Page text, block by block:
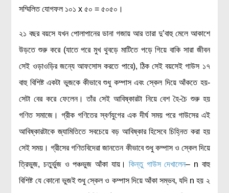
লজিক এবং ফ্যালাসি
রিভিউ (বই/মুভি/সিরিজ)
আবিষ্কারের গল্প
বিজ্ঞান নিয়ে কার্টুন
বাংলাদেশের কথা
সম্মিলিত যোগফল ১০১ x ৫০ = ৫০৫০।
২১ বছর বয়সে যখন পোলাপানের ডানা গজায় আর তারা দু’বাহু মেলে আকাশে
উড়তে শুরু করে (যাতে পরে মুখ থুবড়ে মাটিতে পড়ে গিয়ে বাকি সারা জীবন
সেই ওড়াওড়ির জন্যে আফসোস করতে পারে), ঠিক সেই বয়সেই গাউস ১৭
বাহু বিশিষ্ট একটা ভুজকে কীভাবে শুধু কম্পাস এবং স্কেল দিয়ে আঁকতে হয়-
সেটা বের করে ফেলেন। তাঁর সেই আবিষ্কারটা নিয়ে বেশ হৈ-চৈ শুরু হয়
গণিত সমাজে। গ্রীক গণিতের স্বর্ণযুগের এক দীর্ঘ সময় পরে গাউসের এই
আবিষ্কারটাকে জ্যামিতিতে সবচেয়ে বড় আবিষ্কার হিসেবে চিহ্নিত করা হয়
সেই সময়। গ্রীসের গণিতবিদেরা জানতেন কীভাবে শুধু কম্পাস ও স্কেল দিয়ে
ত্রিভুজ, চতুর্ভুজ ও পঞ্চভুজ আঁকা যায়।কিন্তু গাউস দেখালেন– n বাহু
বিশিষ্ট যে কোনো ভুজই শুধু স্কেল ও কম্পাস দিয়ে আঁকা সম্ভব, যদি n হয় ২